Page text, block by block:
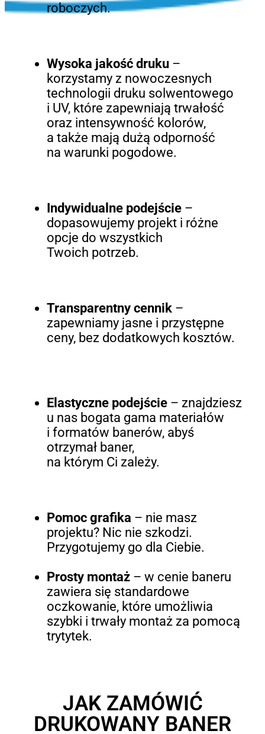
roboczych.
Wysoka jakość druku–
korzystamy z nowoczesnych
technologii druku solwentowego
i UV, które zapewniają trwałość
oraz intensywność kolorów,
a także mają dużą odporność
na warunki pogodowe.
Indywidualne podejście–
dopasowujemy projekt i różne
opcje do wszystkich
Twoich potrzeb.
Transparentny cennik–
zapewniamy jasne i przystępne
ceny, bez dodatkowych kosztów.
Elastyczne podejście– znajdziesz
u nas bogata gama materiałów
i formatów banerów, abyś
otrzymał baner,
na którym Ci zależy.
Pomoc grafika – nie masz
projektu? Nic nie szkodzi.
Przygotujemy go dla Ciebie.
Prosty montaż – w cenie baneru
zawiera się standardowe
oczkowanie, które umożliwia
szybki i trwały montaż za pomocą
trytytek.
JAK ZAMÓWIĆ
DRUKOWANY BANER